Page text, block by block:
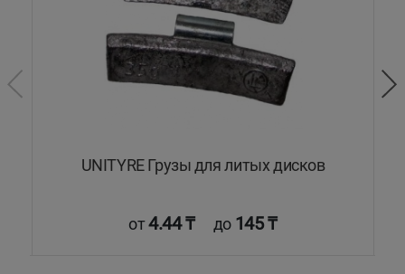
UNITYRE Грузы для литых дисков
от4.44 ₸ до 145 ₸